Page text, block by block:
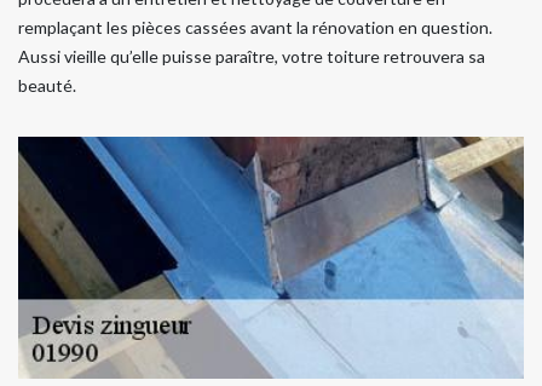
remplaçant les pièces cassées avant la rénovation en question.
Aussi vieille qu’elle puisse paraître, votre toiture retrouvera sa
beauté.